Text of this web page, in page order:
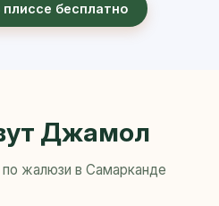
плиссе бесплатно
Джамол
жалюзи в Самарканде